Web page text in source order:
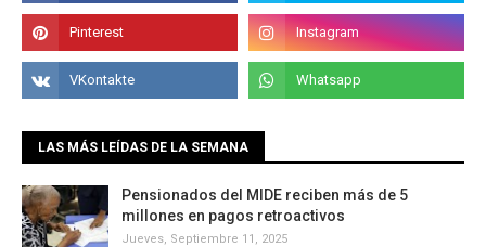
LAS MÁS LEÍDAS DE LA SEMANA
Pensionados del MIDE reciben más de 5
millones en pagos retroactivos
Jueves, Septiembre 11, 2025